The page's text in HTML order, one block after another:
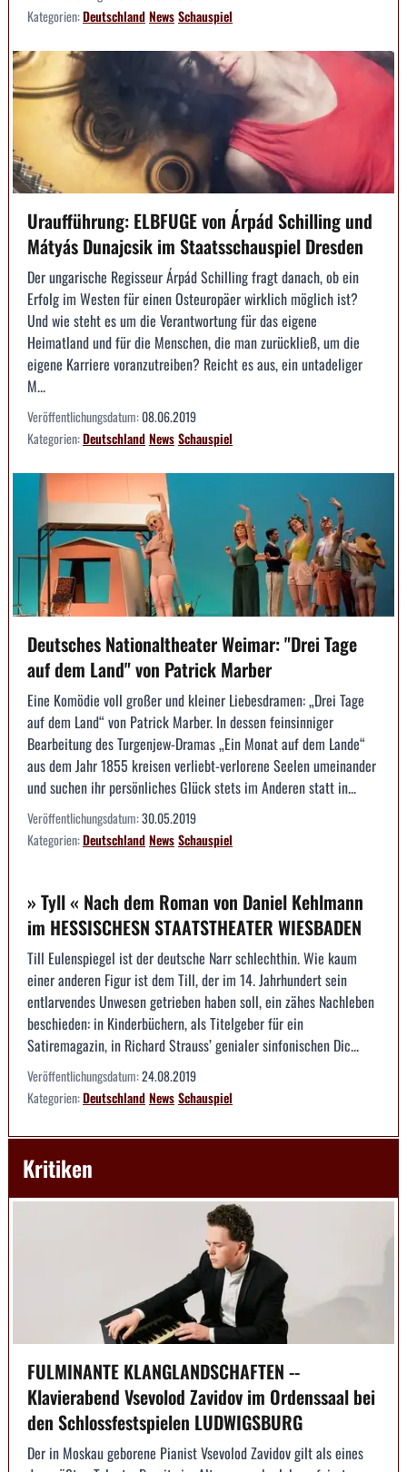
Kategorien:DeutschlandNewsSchauspiel
Uraufführung: ELBFUGE von Árpád Schilling und
Mátyás Dunajcsik im Staatsschauspiel Dresden
Der ungarische Regisseur Árpád Schilling fragt danach, ob ein
Erfolg im Westen für einen Osteuropäer wirklich möglich ist?
Und wie steht es um die Verantwortung für das eigene
Heimatland und für die Menschen, die man zurückließ, um die
eigene Karriere voranzutreiben? Reicht es aus, ein untadeliger
M...
Veröffentlichungsdatum:08.06.2019
Kategorien:DeutschlandNewsSchauspiel
Deutsches Nationaltheater Weimar: "Drei Tage
auf dem Land" von Patrick Marber
Eine Komödie voll großer und kleiner Liebesdramen: „Drei Tage
auf dem Land“ von Patrick Marber. In dessen feinsinniger
Bearbeitung des Turgenjew-Dramas „Ein Monat auf dem Lande“
aus dem Jahr 1855 kreisen verliebt-verlorene Seelen umeinander
und suchen ihr persönliches Glück stets im Anderen statt in...
Veröffentlichungsdatum:30.05.2019
Kategorien:DeutschlandNewsSchauspiel
» Tyll « Nach dem Roman von Daniel Kehlmann
im HESSISCHESN STAATSTHEATER WIESBADEN
Till Eulenspiegel ist der deutsche Narr schlechthin. Wie kaum
einer anderen Figur ist dem Till, der im 14. Jahrhundert sein
entlarvendes Unwesen getrieben haben soll, ein zähes Nachleben
beschieden: in Kinderbüchern, als Titelgeber für ein
Satiremagazin, in Richard Strauss’ genialer sinfonischen Dic...
Veröffentlichungsdatum:24.08.2019
Kategorien:DeutschlandNewsSchauspiel
Kritiken
FULMINANTE KLANGLANDSCHAFTEN --
Klavierabend Vsevolod Zavidov im Ordenssaal bei
den Schlossfestspielen LUDWIGSBURG
Der in Moskau geborene Pianist Vsevolod Zavidov gilt als eines